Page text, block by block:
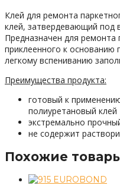
Клей для ремонта
клей, затвердевающий под
Предназначен для ремонта
приклеенного к основанию
легкому вспениванию
Преимущества продукта:
готовый к
полиуретановый клей
экстремально
не содержит
Похожие